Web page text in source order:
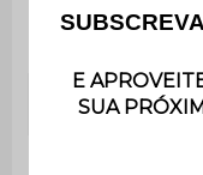
Montagem
Assento